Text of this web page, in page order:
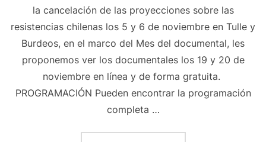
la cancelación de las proyecciones sobre las
resistencias chilenas los 5 y 6 de noviembre en Tulle y
Burdeos, en el marco del Mes del documental, les
proponemos ver los documentales los 19 y 20 de
noviembre en línea y de forma gratuita.
PROGRAMACIÓN Pueden encontrar la programación
completa …